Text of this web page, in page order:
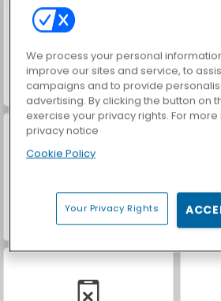
Farm Merge Valley
Hidden Object: Street of Secrets
We process your personal
improve our sites and service, to
campaigns and to provide
advertising. By clicking the button on
exercise your privacy rights. For
privacy notice
Cookie Policy
Your Privacy Rights